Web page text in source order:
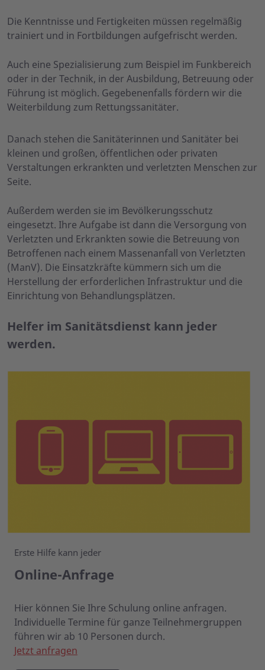
Die Kenntnisse und Fertigkeiten müssen regelmäßig
trainiert und in Fortbildungen aufgefrischt werden.
Auch eine Spezialisierung zum Beispiel im Funkbereich
oder in der Technik, in der Ausbildung, Betreuung oder
Führung ist möglich. Gegebenenfalls fördern wir die
Weiterbildung zum Rettungssanitäter.
Danach stehen die Sanitäterinnen und Sanitäter bei
kleinen und großen, öffentlichen oder privaten
Verstaltungen erkrankten und verletzten Menschen zur
Seite.
Außerdem werden sie im Bevölkerungsschutz
eingesetzt. Ihre Aufgabe ist dann die Versorgung von
Verletzten und Erkrankten sowie die Betreuung von
Betroffenen nach einem Massenanfall von Verletzten
(ManV). Die Einsatzkräfte kümmern sich um die
Herstellung der erforderlichen Infrastruktur und die
Einrichtung von Behandlungsplätzen.
Helfer im Sanitätsdienst kann jeder
werden.
Erste Hilfe kann jeder
Online-Anfrage
Hier können Sie Ihre Schulung online anfragen.
Individuelle Termine für ganze Teilnehmergruppen
führen wir ab 10 Personen durch.
Jetzt anfragen